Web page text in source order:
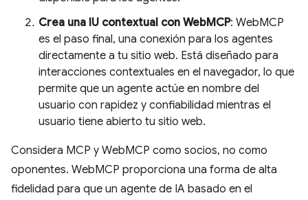
Crea una IU contextual con WebMCP: WebMCP
es el paso final, una conexión para los agentes
directamente a tu sitio web. Está diseñado para
interacciones contextuales en el navegador, lo que
permite que un agente actúe en nombre del
usuario con rapidez y confiabilidad mientras el
usuario tiene abierto tu sitio web.
Considera MCP y WebMCP como socios, no como
oponentes. WebMCP proporciona una forma de alta
fidelidad para que un agente de IA basado en el